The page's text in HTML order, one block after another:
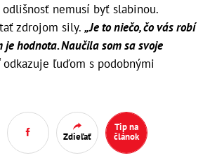
odlišnosť nemusí byť slabinou.
zdrojom sily. „Je to niečo, čo vás robí
je hodnota. Naučila som sa svoje
odkazuje ľuďom s podobnými
Zdieľať
Tip na
článok